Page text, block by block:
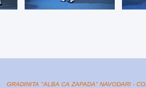
GRADINITA "ALBA CA ZAPADA" NAVODARI -